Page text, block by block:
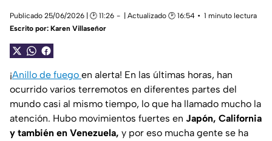
Publicado 25/06/2026 | 🕑 11:26 | Actualizado 🕑 16:54
1 minuto lectura
Escrito por: Karen Villaseñor
¡Anillo de fuego en alerta! En las últimas horas, han
ocurrido varios terremotos en diferentes partes del
mundo casi al mismo tiempo, lo que ha llamado mucho la
atención. Hubo movimientos fuertes en Japón, California
y también en Venezuela, y por eso mucha gente se ha